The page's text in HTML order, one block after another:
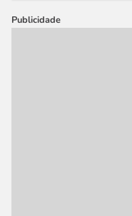
Publicidade